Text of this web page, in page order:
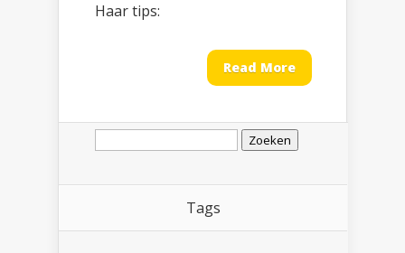
Haar tips:
Read More
Zoeken
Tags